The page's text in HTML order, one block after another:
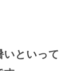
いといって